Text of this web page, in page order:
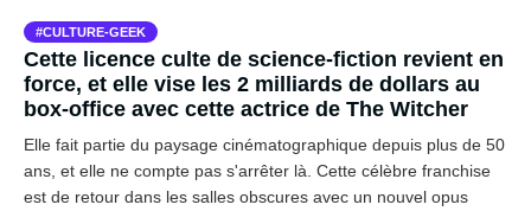
CULTURE-GEEK
Cette licence culte de science-fiction revient en
force, et elle vise les 2 milliards de dollars au
box-office avec cette actrice de The Witcher
Elle fait partie du paysage cinématographique depuis plus de 50
ans, et elle ne compte pas s'arrêter là. Cette célèbre franchise
est de retour dans les salles obscures avec un nouvel opus